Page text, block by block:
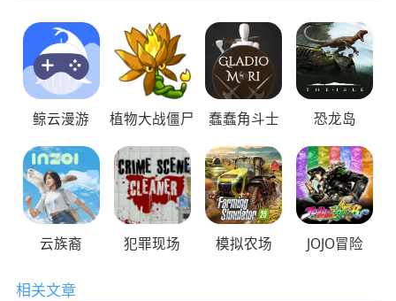
鲸云漫游 植物大战僵尸 蠢蠢角斗士 恐龙岛
云族裔 犯罪现场 模拟农场 JOJO冒险
相关文章